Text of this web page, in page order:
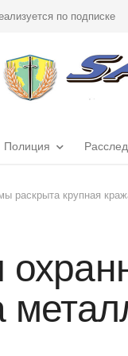
по подписке
Полиция
раскрыта крупная